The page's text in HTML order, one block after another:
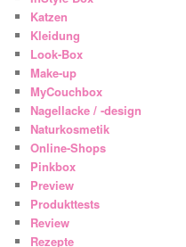
Katzen
Kleidung
Look-Box
Make-up
MyCouchbox
Nagellacke / -design
Naturkosmetik
Online-Shops
Pinkbox
Preview
Produkttests
Review
Rezepte